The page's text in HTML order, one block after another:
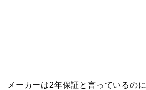
メーカーは2年保証と言っているのに